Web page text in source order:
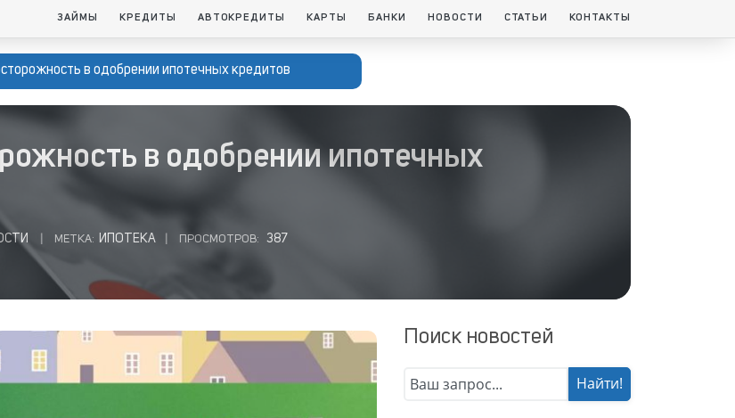
ЗАЙМЫ КРЕДИТЫ АВТОКРЕДИТЫ КАРТЫ БАНКИ НОВОСТИ СТАТЬИ КОНТАКТЫ
в одобрении ипотечных кредитов
в одобрении ипотечных
МЕТКА: ИПОТЕКА ПРОСМОТРОВ: 387
Поиск новостей